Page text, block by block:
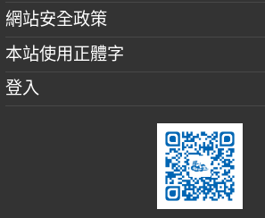
網站安全政策
本站使用正體字
登入